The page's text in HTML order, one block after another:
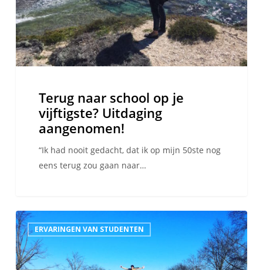
aangenomen!
Terug naar school op je
vijftigste? Uitdaging
aangenomen!
“Ik had nooit gedacht, dat ik op mijn 50ste nog
eens terug zou gaan naar…
Zes
maanden
die
voelen
ERVARINGEN VAN STUDENTEN